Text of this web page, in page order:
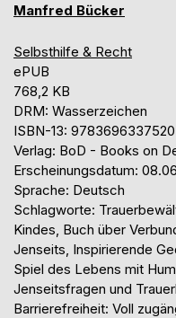
Manfred Bücker
Selbsthilfe & Recht
ePUB
768,2 KB
DRM: Wasserzeichen
ISBN-13: 9783696337520
Verlag: BoD - Books on
Erscheinungsdatum:
Sprache: Deutsch
Schlagworte:
Kindes, Buch über
Jenseits, Inspirierende
Spiel des Lebens mit
Jenseitsfragen und
Barrierefreiheit: Voll